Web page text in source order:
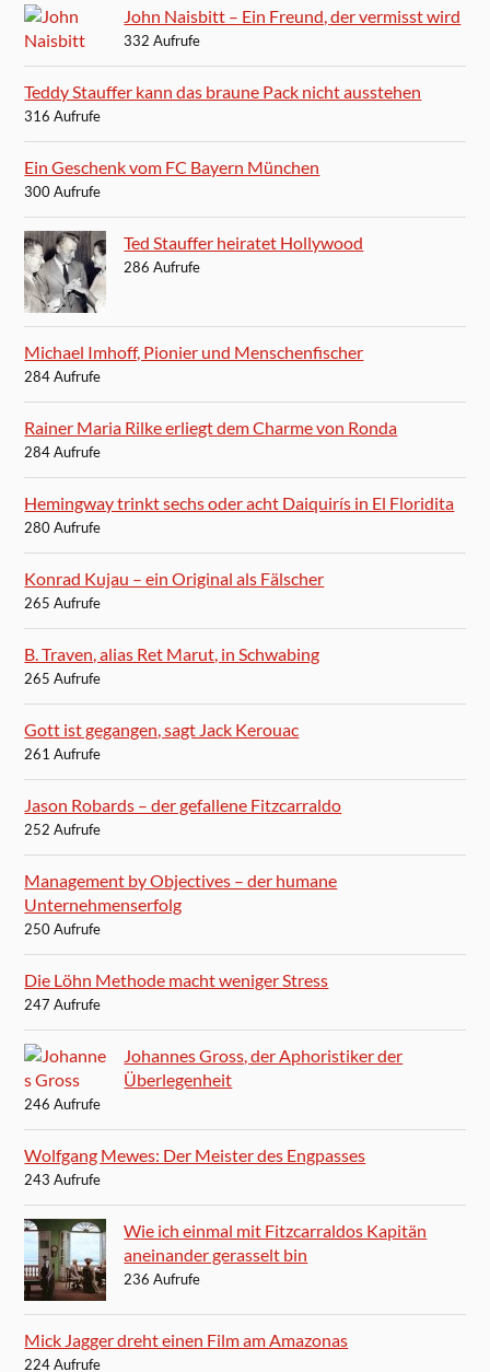
John Naisbitt – Ein Freund, der vermisst wird
332 Aufrufe
Teddy Stauffer kann das braune Pack nicht ausstehen
316 Aufrufe
Ein Geschenk vom FC Bayern München
300 Aufrufe
Ted Stauffer heiratet Hollywood
286 Aufrufe
Michael Imhoff, Pionier und Menschenfischer
284 Aufrufe
Rainer Maria Rilke erliegt dem Charme von Ronda
284 Aufrufe
Hemingway trinkt sechs oder acht Daiquirís in El Floridita
280 Aufrufe
Konrad Kujau – ein Original als Fälscher
265 Aufrufe
B. Traven, alias Ret Marut, in Schwabing
265 Aufrufe
Gott ist gegangen, sagt Jack Kerouac
261 Aufrufe
Jason Robards – der gefallene Fitzcarraldo
252 Aufrufe
Management by Objectives – der humane
Unternehmenserfolg
250 Aufrufe
Die Löhn Methode macht weniger Stress
247 Aufrufe
Johannes Gross, der Aphoristiker der
Überlegenheit
246 Aufrufe
Wolfgang Mewes: Der Meister des Engpasses
243 Aufrufe
Wie ich einmal mit Fitzcarraldos Kapitän
aneinander gerasselt bin
236 Aufrufe
Mick Jagger dreht einen Film am Amazonas
224 Aufrufe